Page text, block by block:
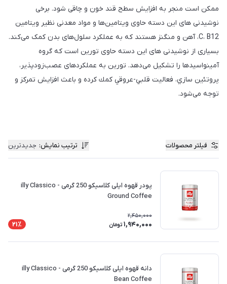
ممکن است منجر به افزایش سطح قند خون و چاقی شود. برخی
نوشیدنی های این دسته حاوی ویتامین‌ها و مواد معدنی نظیر ویتامین
C، B12، آهن و منگنز هستند که به عملکرد سلول‌های بدن کمک می‌کند.
بسیاری از نوشیدنی های این دسته حاوی تورین است که گروه
آمینواسیدها را تشکیل می‌دهد. تورین به عملکردهای عصب‌زودپذیر،
پروتئین سازي، فعاليت قلبي-عروقي كمك كرده و باعث افزایش تمرکز و
توجه می‌شود.
فیلتر محصولات ترتیب نمایش: جدیدترین
پودر قهوه ایلی کلاسیکو 250 گرمی - illy Classico
Ground Coffee
2,450,000
1,940,000 تومان 21٪
دانه قهوه ایلی کلاسیکو 250 گرمی - illy Classico
Bean Coffee